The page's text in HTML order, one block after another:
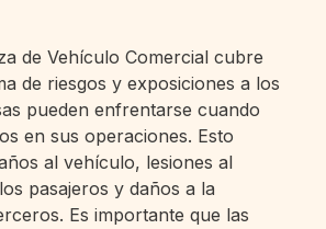
de Vehículo Comercial cubre
de riesgos y exposiciones a los
pueden enfrentarse cuando
en sus operaciones. Esto
al vehículo, lesiones al
pasajeros y daños a la
Es importante que las